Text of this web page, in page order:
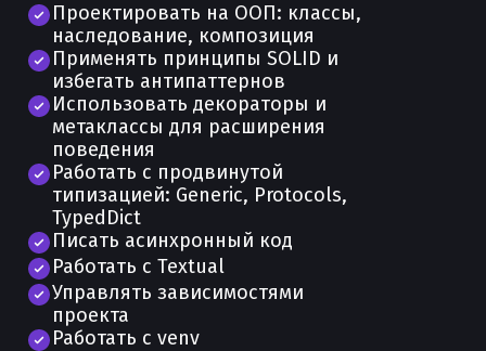
Проектировать на ООП: классы,
наследование, композиция
Применять принципы SOLID и
избегать антипаттернов
Использовать декораторы и
метаклассы для расширения
поведения
Работать с продвинутой
типизацией: Generic, Protocols,
TypedDict
Писать асинхронный код
Работать с Textual
Управлять зависимостями
проекта
Работать с venv